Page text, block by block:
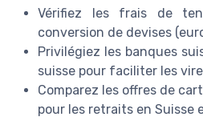
Vérifiez les frais de
conversion de devises
Privilégiez les banques
suisse pour faciliter les
Comparez les offres de
pour les retraits en Suisse